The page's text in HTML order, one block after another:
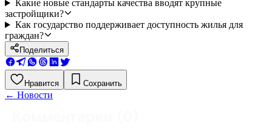
Какие новые стандарты качества вводят крупные
застройщики?
Как государство поддерживает доступность жилья для
граждан?
Поделиться
Нравится Сохранить
← Новости